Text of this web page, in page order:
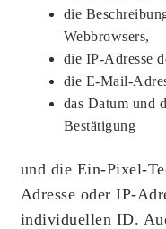
die
Webbrowsers,
die IP-Adresse
die E-Mail-
das Datum und
Bestätigung
und die Ein-Pixel-
Adresse oder IP-
individuellen ID.